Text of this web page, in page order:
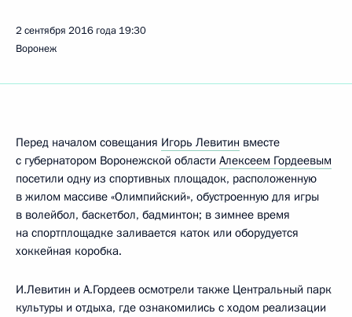
2 сентября 2016 года 19:30
Воронеж
Перед началом совещания Игорь Левитин вместе
с губернатором Воронежской области Алексеем Гордеевым
посетили одну из спортивных площадок, расположенную
в жилом массиве «Олимпийский», обустроенную для игры
в волейбол, баскетбол, бадминтон; в зимнее время
на спортплощадке заливается каток или оборудуется
хоккейная коробка.
И.Левитин и А.Гордеев осмотрели также Центральный парк
культуры и отдыха, где ознакомились с ходом реализации